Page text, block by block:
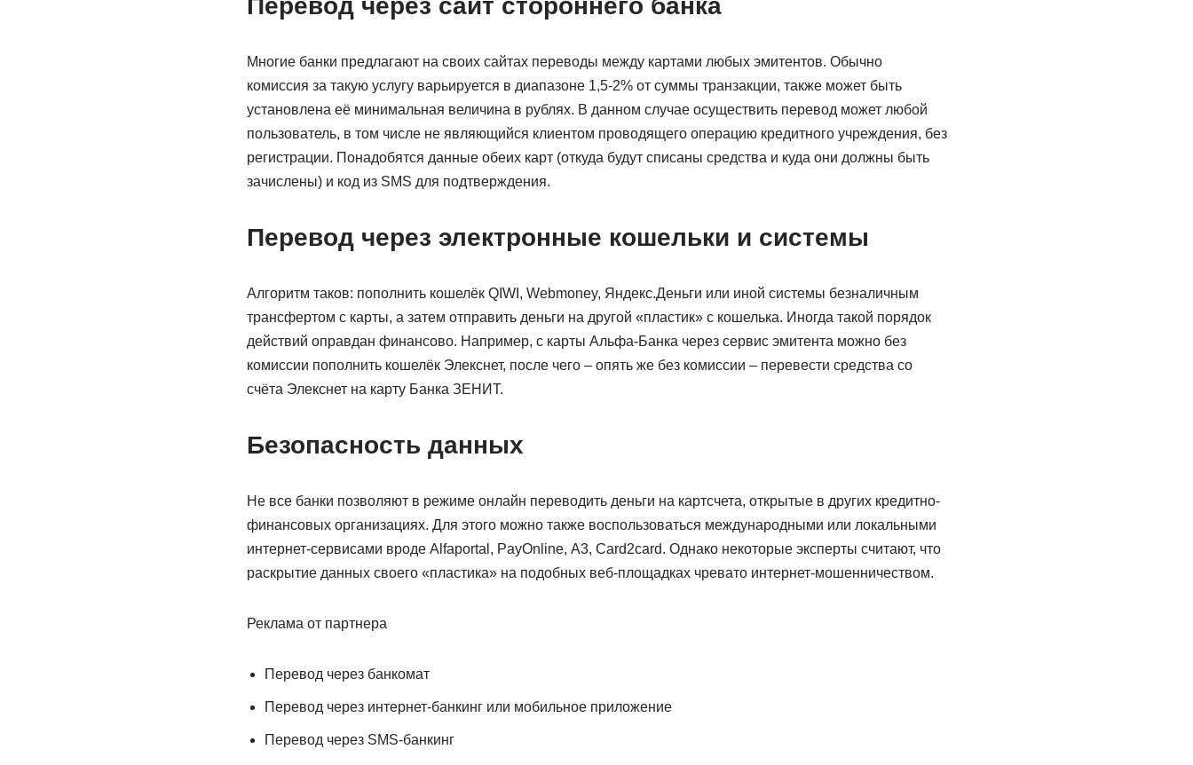
Перевод через сайт стороннего банка
Многие банки предлагают на своих сайтах переводы между картами любых эмитентов. Обычно
комиссия за такую услугу варьируется в диапазоне 1,5-2% от суммы транзакции, также может быть
установлена её минимальная величина в рублях. В данном случае осуществить перевод может любой
пользователь, в том числе не являющийся клиентом проводящего операцию кредитного учреждения, без
регистрации. Понадобятся данные обеих карт (откуда будут списаны средства и куда они должны быть
зачислены) и код из SMS для подтверждения.
Перевод через электронные кошельки и системы
Алгоритм таков: пополнить кошелёк QIWI, Webmoney, Яндекс.Деньги или иной системы безналичным
трансфертом с карты, а затем отправить деньги на другой «пластик» с кошелька. Иногда такой порядок
действий оправдан финансово. Например, с карты Альфа-Банка через сервис эмитента можно без
комиссии пополнить кошелёк Элекснет, после чего – опять же без комиссии – перевести средства со
счёта Элекснет на карту Банка ЗЕНИТ.
Безопасность данных
Не все банки позволяют в режиме онлайн переводить деньги на картсчета, открытые в других кредитно-
финансовых организациях. Для этого можно также воспользоваться международными или локальными
интернет-сервисами вроде Alfaportal, PayOnline, А3, Card2card. Однако некоторые эксперты считают, что
раскрытие данных своего «пластика» на подобных веб-площадках чревато интернет-мошенничеством.
Реклама от партнера
Перевод через банкомат
Перевод через интернет-банкинг или мобильное приложение
Перевод через SMS-банкинг